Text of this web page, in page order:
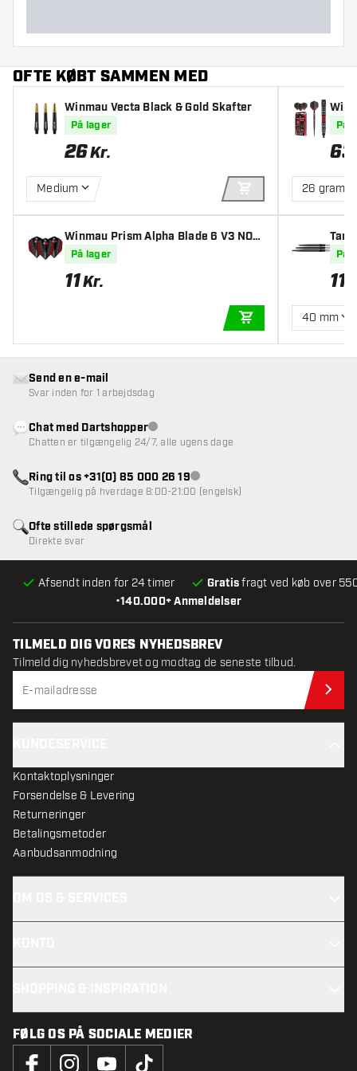
OFTE KØBT SAMMEN MED
Winmau Vecta Black & Gold Skafter
På lager
26Kr.
Medium
TILFØJ TIL KURV
Winmau Prism Alpha Blade 6 V3 NO6
- Dart Flights
På lager
11Kr.
TILFØJ TIL KURV
0%
På
26 gram
På
112
40 mm
•140.000+ Anmeldelser
Afsendt inden for 24 timer Gratisfragt ved køb over
Ofte stillede spørgsmål
Direkte svar
Send en e-mail
Svar inden for 1 arbejdsdag
Chat med DartshopperKundeservice ikke tilgængelig
Chatten er tilgængelig 24/7, alle ugens dage
Ring til os +31(0) 85 000 26 19Kundeservice ikke tilgængelig
Tilgængelig på hverdage 8:00-21:00 (engelsk)
TILMELD DIG VORES NYHEDSBREV
Tilmeld dig nyhedsbrevet og modtag de seneste tilbud.
Kontaktoplysninger
Forsendelse & Levering
Returneringer
Betalingsmetoder
Aanbudsanmodning
FØLG OS PÅ SOCIALE MEDIER